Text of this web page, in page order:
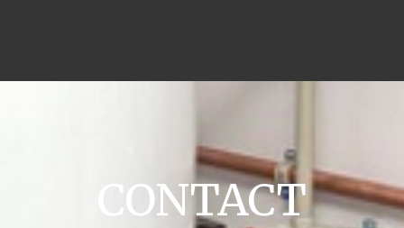
CONTACT